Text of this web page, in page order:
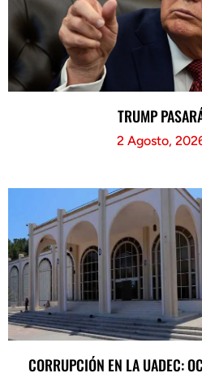
TRUMP
2 Agosto,
CORRUPCIÓN EN LA UADEC: